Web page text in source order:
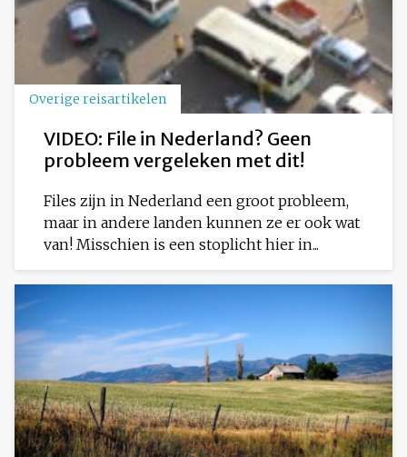
Overige reisartikelen
VIDEO: File in Nederland? Geen
probleem vergeleken met dit!
Files zijn in Nederland een groot probleem,
maar in andere landen kunnen ze er ook wat
van! Misschien is een stoplicht hier in...